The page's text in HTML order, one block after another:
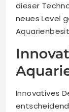
dieser
neues Level
Innovatives